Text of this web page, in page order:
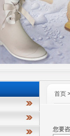
首页
您要